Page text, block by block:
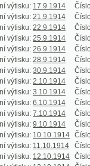
25.9.1914
Číslo
26.9.1914
Číslo
28.9.1914 Číslo
30.9.1914
Číslo
2.10.1914 Číslo
3.10.1914
Číslo
6.10.1914
Číslo
7.10.1914 Číslo
9.10.1914
Číslo
10.10.1914 Číslo
11.10.1914 Číslo
12.10.1914 Číslo
13.10.1914 Číslo
14.10.1914 Číslo
15.10.1914
Číslo
16.10.1914 Číslo
17.10.1914 Číslo